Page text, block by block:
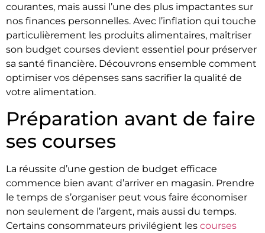
courantes, mais aussi l’une des plus impactantes sur
nos finances personnelles. Avec l’inflation qui touche
particulièrement les produits alimentaires, maîtriser
son budget courses devient essentiel pour préserver
sa santé financière. Découvrons ensemble comment
optimiser vos dépenses sans sacrifier la qualité de
votre alimentation.
Préparation avant de faire
ses courses
La réussite d’une gestion de budget efficace
commence bien avant d’arriver en magasin. Prendre
le temps de s’organiser peut vous faire économiser
non seulement de l’argent, mais aussi du temps.
Certains consommateurs privilégient les courses